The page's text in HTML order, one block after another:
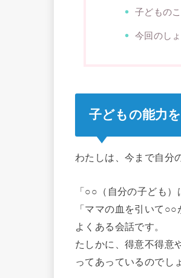
子どもの
今回のし
子どもの能力
わたしは、今まで自分
「○○（自分の子ども
「ママの血を引いて
よくある会話です。
たしかに、得意不得意
ってあっているのでし